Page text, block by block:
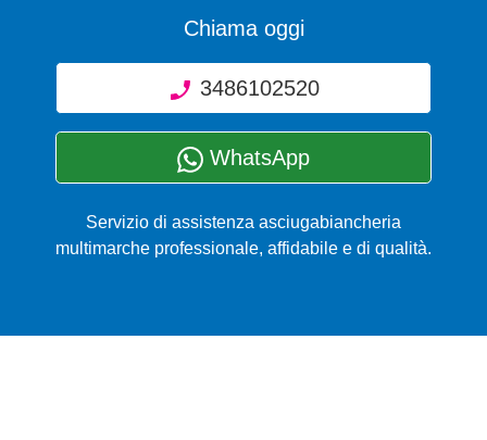
Chiama oggi
3486102520
WhatsApp
Servizio di assistenza asciugabiancheria
multimarche professionale, affidabile e di qualità.